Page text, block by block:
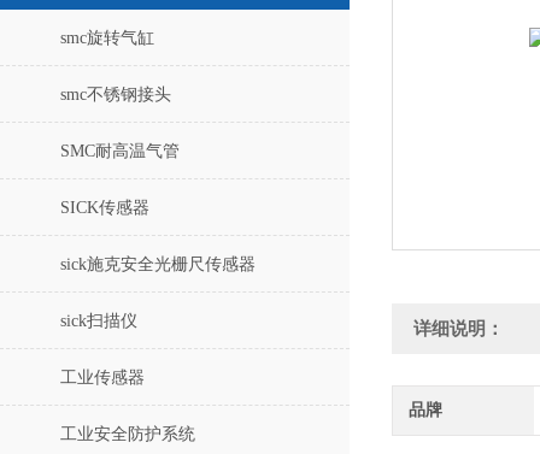
smc旋转气缸
smc不锈钢接头
SMC耐高温气管
SICK传感器
sick施克安全光栅尺传感器
sick扫描仪
工业传感器
工业安全防护系统
详细说明：
品牌